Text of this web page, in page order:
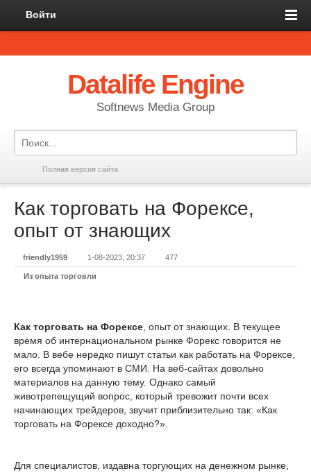
Войти
Datalife Engine
Softnews Media Group
Полная версия сайта
Как торговать на Форексе,
опыт от знающих
friendly1959 1-08-2023, 20:37 477
Из опыта торговли
Как торговать на Форексе , опыт от знающих. В текущее
время об интернациональном рынке Форекс говорится не
мало. В вебе нередко пишут статьи как работать на Форексе,
его всегда упоминают в СМИ. На веб-сайтах довольно
материалов на данную тему. Однако самый
животрепещущий вопрос, который тревожит почти всех
начинающих трейдеров, звучит приблизительно так: «Как
торговать на Форексе доходно?».
Для специалистов, издавна торгующих на денежном рынке,